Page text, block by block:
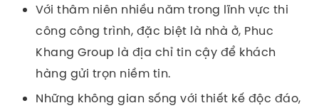
Với thâm niên nhiều năm trong lĩnh vực thi
công công trình, đặc biệt là nhà ở, Phuc
Khang Group là địa chỉ tin cậy để khách
hàng gửi trọn niềm tin.
Những không gian sống với thiết kế độc đáo,